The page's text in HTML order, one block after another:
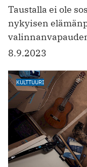
Taustalla ei ole
nykyisen
8.9.2023
KULTTUURI